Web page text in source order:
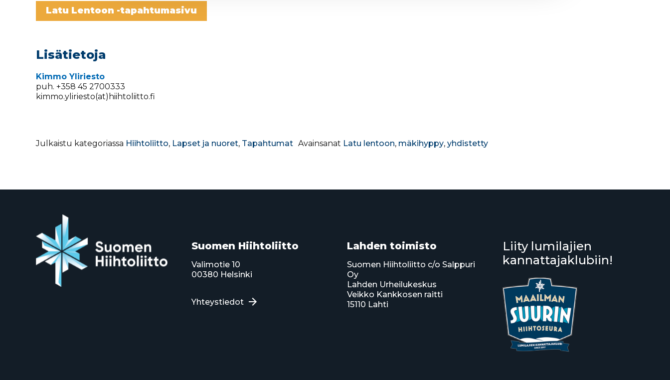
Latu Lentoon -tapahtumasivu
Lisätietoja
Kimmo Yliriesto
puh. +358 45 2700333
kimmo.yliriesto(at)hiihtoliitto.fi
Julkaistu kategoriassa Hiihtoliitto, Lapset ja nuoret, Tapahtumat Avainsanat Latu lentoon, mäkihyppy, yhdistetty
Suomen Hiihtoliitto
Valimotie 10
00380 Helsinki
Yhteystiedot
Lahden toimisto
Suomen Hiihtoliitto c/o Salppuri
Oy
Lahden Urheilukeskus
Veikko Kankkosen raitti
15110 Lahti
Liity lumilajien
kannattajaklubiin!